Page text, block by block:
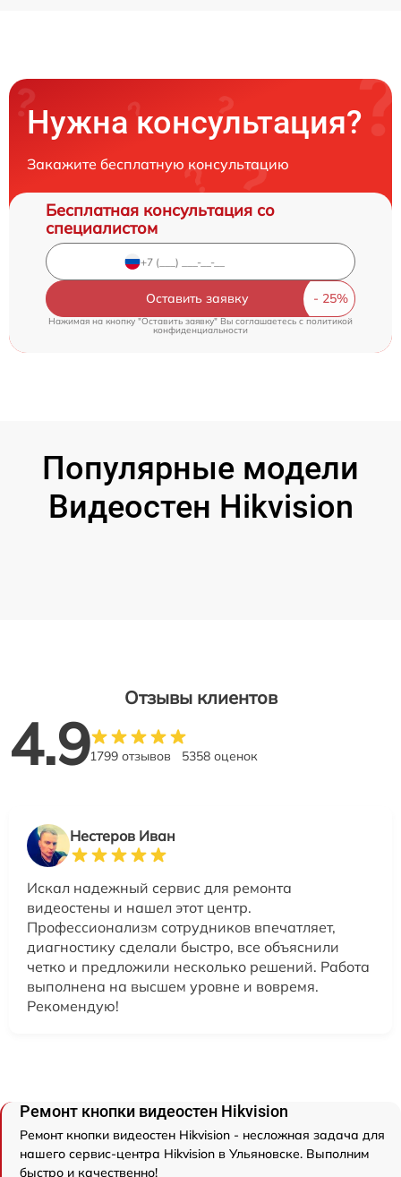
Нужна консультация?
Закажите бесплатную консультацию
Бесплатная консультация со
специалистом
Оставить заявку
Нажимая на кнопку "Оставить заявку" Вы соглашаетесь c политикой
конфиденциальности
Популярные модели
Видеостен Hikvision
Отзывы клиентов
4.91799 отзывов 5358 оценок
Нестеров Иван
Искал надежный сервис для ремонта
видеостены и нашел этот центр.
Профессионализм сотрудников впечатляет,
диагностику сделали быстро, все объяснили
четко и предложили несколько решений. Работа
выполнена на высшем уровне и вовремя.
Рекомендую!
Ремонт кнопки видеостен Hikvision
Ремонт кнопки видеостен Hikvision - несложная задача для
нашего сервис-центра Hikvision в Ульяновске. Выполним
быстро и качественно!